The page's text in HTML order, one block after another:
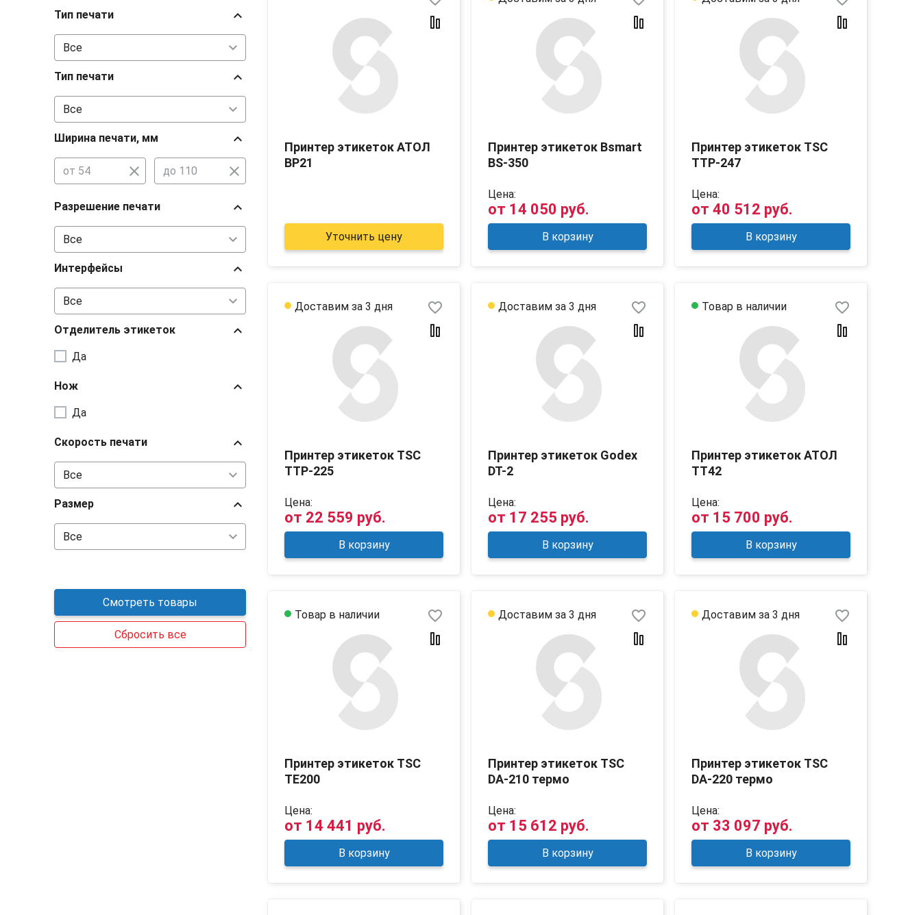
Тип печати chevron_right
Тип печати chevron_right
Ширина печати, мм
chevron_right
close
close
Разрешение печати chevron_right
Интерфейсы chevron_right
Отделитель этикеток chevron_right
Да
Нож chevron_right
Да
Скорость печати chevron_right
Размер chevron_right
Смотреть товары
Cбросить все
Принтер этикеток АТОЛ
BP21
Уточнить цену
Принтер этикеток Bsmart
BS-350
Цена:
от 14 050 руб.
В корзину
Принтер этикеток TSC
TTP-247
Цена:
от 40 512 руб.
В корзину
Принтер этикеток TSC
TTP-225
favorite_border
Цена:
от 22 559 руб.
Доставим за 3 дня
В корзину
Принтер этикеток Godex
DT-2
favorite_border
Цена:
от 17 255 руб.
Доставим за 3 дня
В корзину
Принтер этикеток АТОЛ
ТТ42
favorite_border
Цена:
от 15 700 руб.
Товар в наличии
В корзину
Принтер этикеток TSC
TE200
favorite_border
Цена:
от 14 441 руб.
Товар в наличии
В корзину
Принтер этикеток TSC
DA-210 термо
favorite_border
Цена:
от 15 612 руб.
Доставим за 3 дня
В корзину
Принтер этикеток TSC
DA-220 термо
favorite_border
Цена:
от 33 097 руб.
Доставим за 3 дня
В корзину